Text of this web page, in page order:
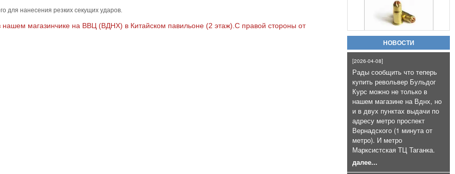
Коричневые к LOM-S и Сталкеру
(100 шт)
7 000руб.
Газовый баллончик Black OS+CS
75мл очень эффективный
800руб.
НОВОСТИ
[2026-04-08]
Рады сообщить что теперь
купить револьвер Бульдог
Курс можно не только в
нашем магазине на Вднх, но
и в двух пунктах выдачи по
адресу метро проспект
Вернадского (1 минута от
метро). И метро
Марксистская ТЦ Таганка.
далее...
для нанесения резких секущих ударов.
магазинчике на ВВЦ (ВДНХ) в Китайском павильоне (2 этаж).С правой стороны от